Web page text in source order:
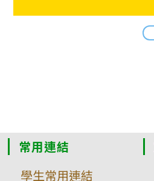
常用連結
學生常用連結